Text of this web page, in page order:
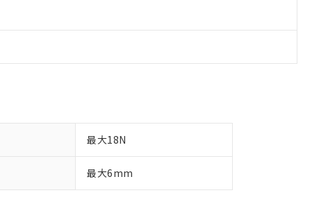
最大18N
最大6mm